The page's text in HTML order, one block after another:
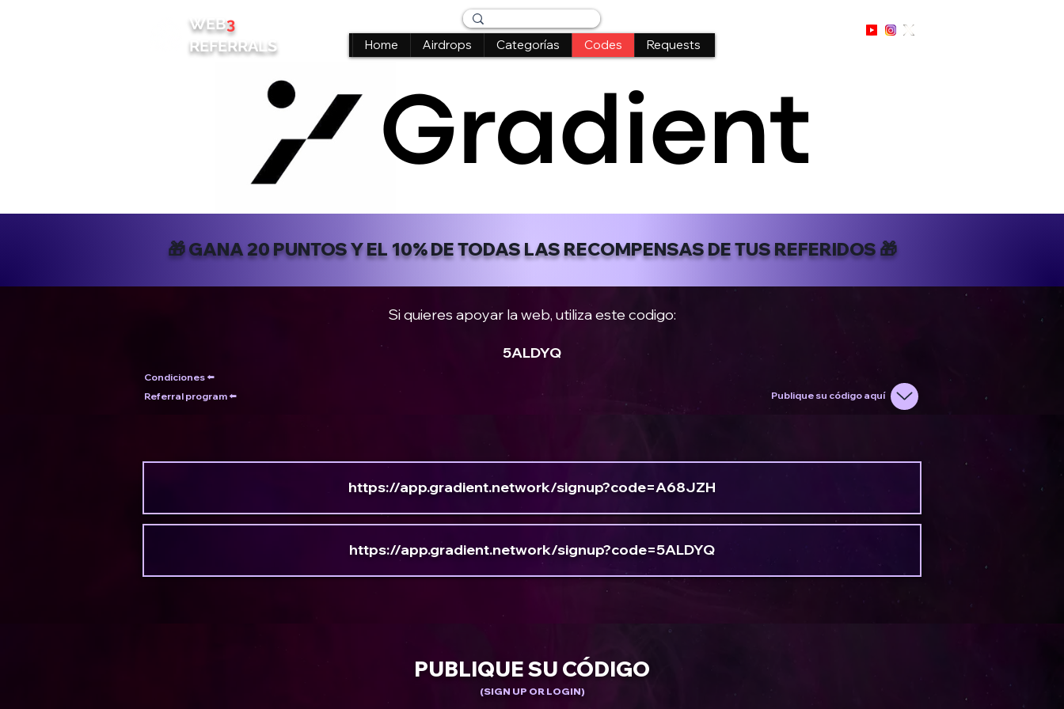
WEB3
REFERRALS
Home Airdrops Categorías Codes Requests
🎁 GANA 20 PUNTOS Y EL 10% DE TODAS LAS RECOMPENSAS DE TUS REFERIDOS 🎁
Si quieres apoyar la web, utiliza este codigo:
5ALDYQ
Condiciones ⬅️
Referral program ⬅️
Publique su código aquí
https://app.gradient.network/signup?code=A68JZH
https://app.gradient.network/signup?code=5ALDYQ
PUBLIQUE SU CÓDIGO
(SIGN UP OR LOGIN)